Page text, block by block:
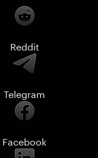
Reddit
Telegram
Facebook